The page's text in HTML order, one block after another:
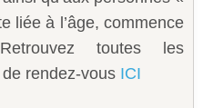
liée à l’âge, commence
toutes les
rendez-vous ICI